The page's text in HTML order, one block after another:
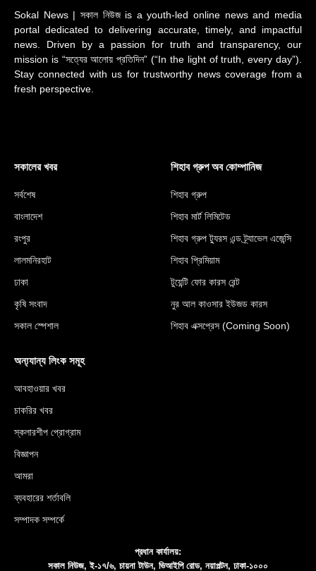
Sokal News | সকাল নিউজ is a youth-led online news and media
portal dedicated to delivering accurate, timely, and impactful
news. Driven by a passion for truth and transparency, our
mission is “সত্যের আলোয় প্রতিদিন” (“In the light of truth, every day”).
Stay connected with us for trustworthy news coverage from a
fresh perspective.
সকালের খবর
সর্বশেষ
বাংলাদেশ
রংপুর
লালমনিরহাট
ঢাকা
কৃষি সংবাদ
সকাল স্পেশাল
শিহাব গ্রুপ অব কোম্পানিজ
শিহাব গ্রুপ
শিহাব মার্ট লিমিটেড
শিহাব গ্রুপ ট্যুরস এন্ড ট্র্যাভেল এজেন্সি
শিহাব প্রিমিয়াম
টুয়েন্টি ফোর কারস রেন্ট
নুর আল কাওসার ইউজড কারস
শিহাব এক্সপ্রেস (Coming Soon)
অন্য্যান্য লিংক সমূহ
আবহাওয়ার খবর
চাকরির খবর
স্কলারশীপ প্রোগ্রাম
বিজ্ঞাপন
আমরা
ব্যবহারের শর্তাবলি
সম্পাদক সম্পর্কে
প্রধান কার্যালয়:
সকাল নিউজ, ই-১৭/৬, চায়না টাউন, ভিআইপি রোড, নয়াপল্টন, ঢাকা-১০০০